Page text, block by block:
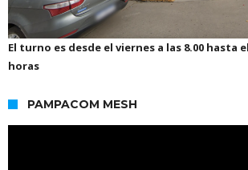
El turno es desde el viernes a las 8.00 hasta
horas
PAMPACOM MESH